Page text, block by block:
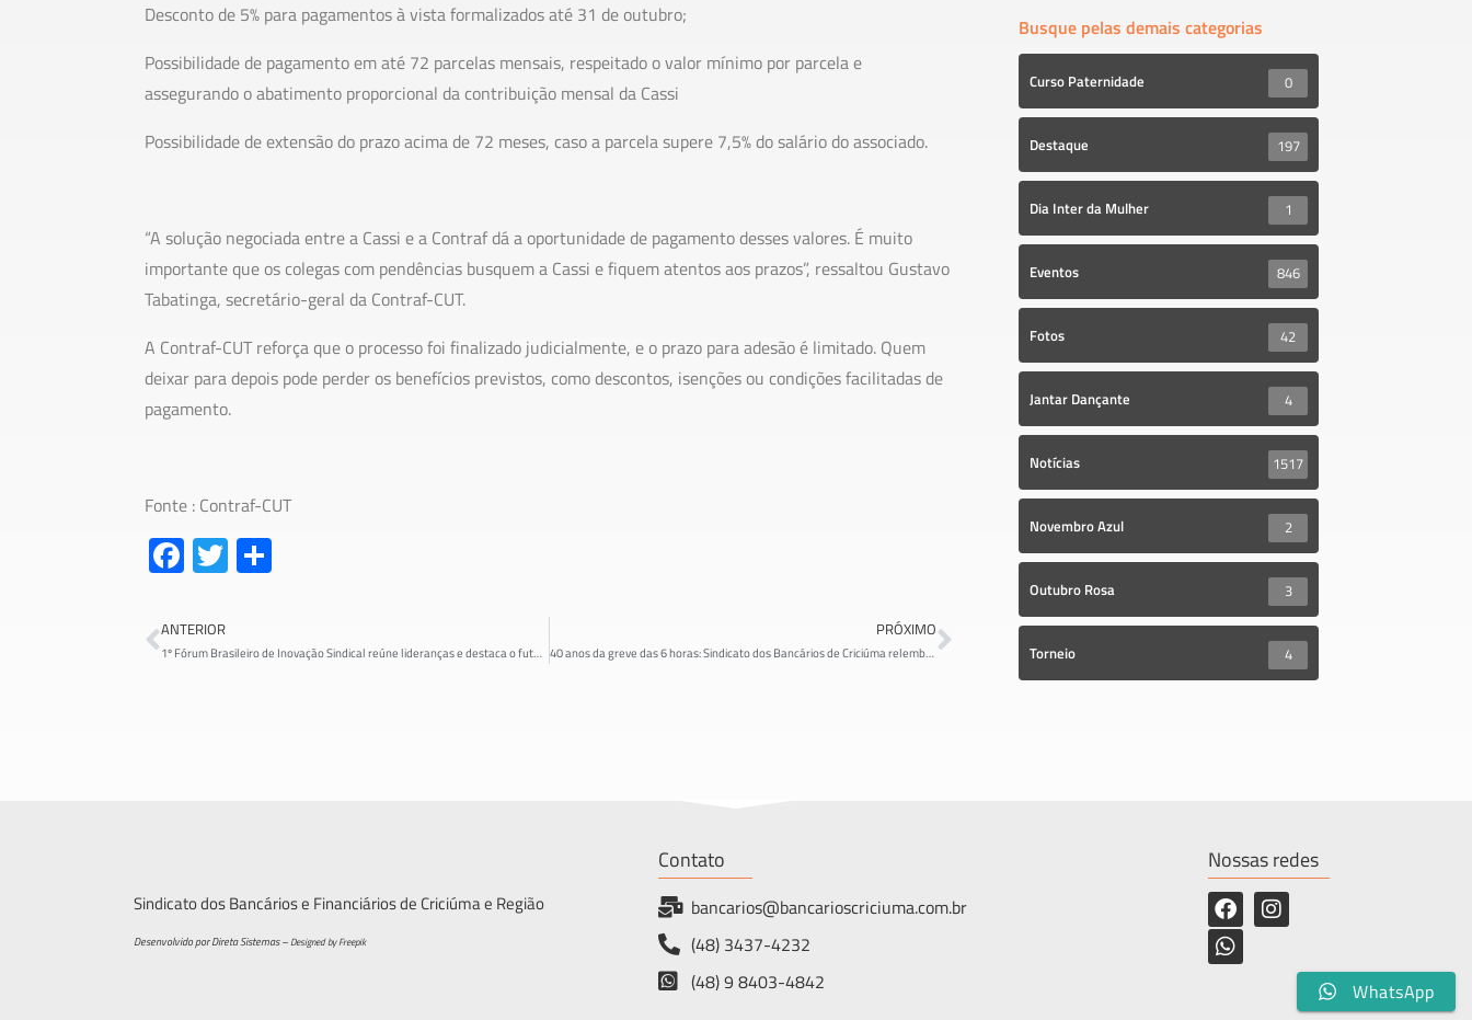
Desconto de 5% para pagamentos à vista formalizados até 31 de outubro;
Possibilidade de pagamento em até 72 parcelas mensais, respeitado o valor mínimo por parcela e
assegurando o abatimento proporcional da contribuição mensal da Cassi
Possibilidade de extensão do prazo acima de 72 meses, caso a parcela supere 7,5% do salário do associado.
“A solução negociada entre a Cassi e a Contraf dá a oportunidade de pagamento desses valores. É muito
importante que os colegas com pendências busquem a Cassi e fiquem atentos aos prazos”, ressaltou Gustavo
Tabatinga, secretário-geral da Contraf-CUT.
A Contraf-CUT reforça que o processo foi finalizado judicialmente, e o prazo para adesão é limitado. Quem
deixar para depois pode perder os benefícios previstos, como descontos, isenções ou condições facilitadas de
pagamento.
Fonte : Contraf-CUT
Fa
ce
b
o
T
wi
er e
ANTERIOR
1º Fórum Brasileiro de Inovação Sindical reúne lideranças e destaca o futuro do movimento sindical no país
PRÓXIMO
40 anos da greve das 6 horas: Sindicato dos Bancários de Criciúma relembra conquista histórica na Caixa
Busque pelas demais categorias
Curso Paternidade 0
Destaque 197
Dia Inter da Mulher 1
Eventos 846
Fotos 42
Jantar Dançante 4
Notícias 1517
Novembro Azul 2
Outubro Rosa 3
Torneio 4
Sindicato dos Bancários e Financiários de Criciúma e Região
Desenvolvido por Direta Sistemas –Designed by Freepik
Contato
bancarios@bancarioscriciuma.com.br
(48) 3437-4232
(48) 9 8403-4842
Nossas redes
WhatsApp